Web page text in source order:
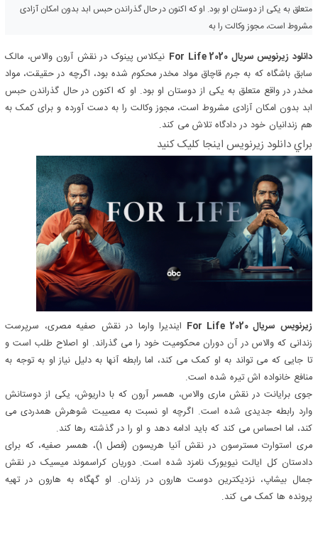
متعلق به یکی از دوستان او بود. او که اکنون در حال گذراندن حبس ابد بدون امکان آزادی
مشروط است، مجوز وکالت را به
دانلود زیرنویس سریال For Life 2020
نیکلاس پینوک در نقش آرون والاس، مالک
سابق باشگاه که به جرم قاچاق مواد مخدر محکوم شده بود، اگرچه در حقیقت، مواد
مخدر در واقع متعلق به یکی از دوستان او بود. او که اکنون در حال گذراندن حبس
ابد بدون امکان آزادی مشروط است، مجوز وکالت را به دست آورده و برای کمک به
هم زندانیان خود در دادگاه تلاش می کند.
براي دانلود زيرنويس اينجا کليک کنيد
زیرنویس سریال For Life 2020
ایندیرا وارما در نقش صفیه مصری، سرپرست
زندانی که والاس در آن دوران محکومیت خود را می گذراند. او اصلاح طلب است و
تا جایی که می تواند به او کمک می کند، اما رابطه آنها به دلیل نیاز او به توجه به
منافع خانواده اش تیره شده است.
جوی برایانت در نقش ماری والاس، همسر آرون که با داریوش، یکی از دوستانش
وارد رابطه جدیدی شده است. اگرچه او نسبت به مصیبت شوهرش همدردی می
کند، اما احساس می کند که باید ادامه دهد و او را در گذشته رها کند.
مری استوارت مسترسون در نقش آنیا هریسون (فصل 1)، همسر صفیه، که برای
دادستان کل ایالت نیویورک نامزد شده است. دوریان کراسموند میسیک در نقش
جمال بیشاپ، نزدیکترین دوست هارون در زندان. او گهگاه به هارون در تهیه
پرونده ها کمک می کند.